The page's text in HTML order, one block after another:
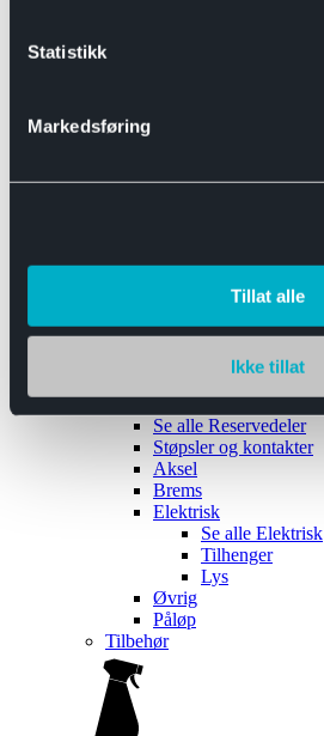
Statistikk
Markedsføring
Tillat alle
Ikke tillat
Båthengere
Reservedeler
Se alle Reservedeler
Støpsler og kontakter
Aksel
Brems
Elektrisk
Se alle Elektrisk
Tilhenger
Lys
Øvrig
Påløp
Tilbehør